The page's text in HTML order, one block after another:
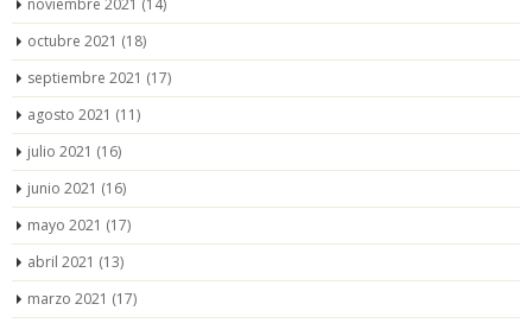
octubre 2021 (18)
septiembre 2021 (17)
agosto 2021 (11)
julio 2021 (16)
junio 2021 (16)
mayo 2021 (17)
abril 2021 (13)
marzo 2021 (17)